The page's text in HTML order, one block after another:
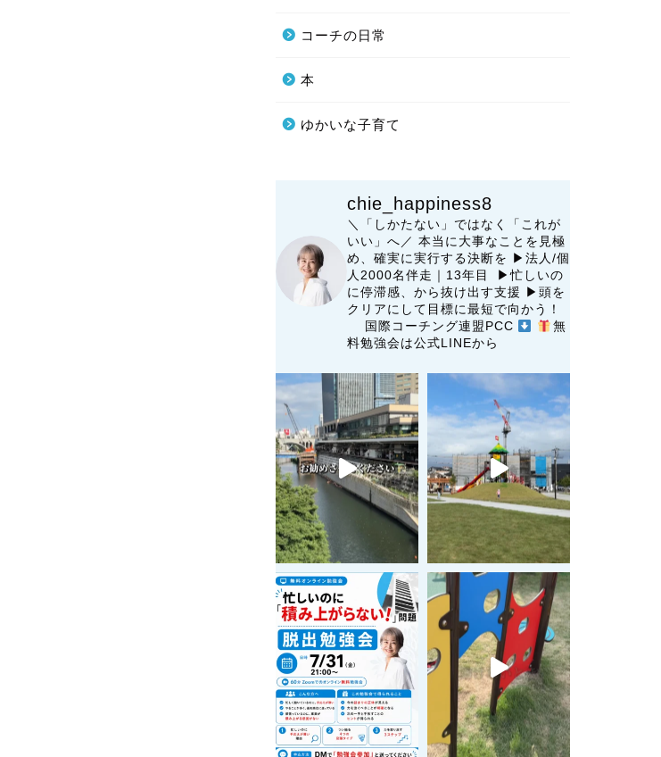
コーチの日常
本
ゆかいな子育て
chie_happiness8
＼「しかたない」ではなく「これが
いい」へ／ 本当に大事なことを見極
め、確実に実行する決断を ▶︎法人/個
人2000名伴走｜13年目 ▶︎忙しいの
に停滞感、から抜け出す支援 ▶︎頭を
クリアにして目標に最短で向かう！
国際コーチング連盟PCC
無
料勉強会は公式LINEから